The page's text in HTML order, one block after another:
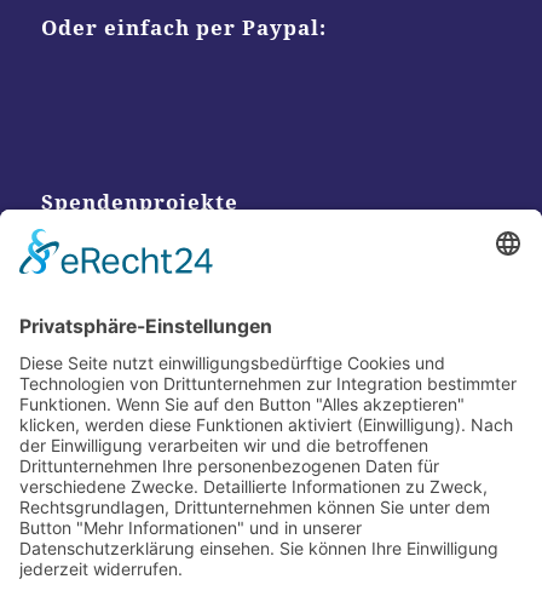
Oder einfach per Paypal:
Spendenprojekte
Kontakt
Postanschrift
Traumkatzen e.V.